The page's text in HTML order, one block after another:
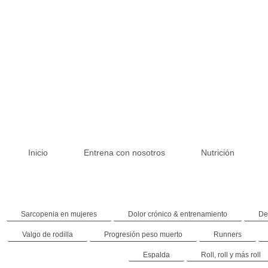
Inicio Entrena con nosotros Nutrición
Sarcopenia en mujeres Dolor crónico & entrenamiento
Valgo de rodilla Progresión peso muerto Runners
Espalda Roll, roll y más roll